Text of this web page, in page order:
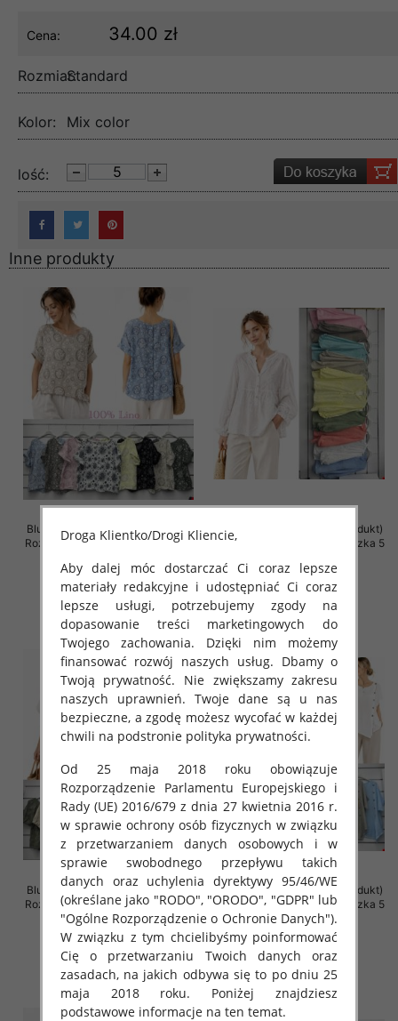
Cena: 34.00 zł
Rozmiar:Standard
Kolor: Mix color
lość:
Inne produkty
Bluzki damskie (Włoskie produkt)
Roz Standard, Mix Kolor Paczka 5
46.00 zł
szczegóły
Bluzki damskie (Włoskie produkt)
Roz Standard, Mix Kolor Paczka 5
46.00 zł
szczegóły
Bluzki damskie (Włoskie produkt)
Roz Standard, Mix Kolor Paczka 5
szt
41.00 zł
szczegóły
Bluzki damskie (Włoskie produkt)
Roz Standard, Mix Kolor Paczka 5
szt
39.00 zł
szczegóły
Droga Klientko/Drogi Kliencie,
Aby dalej móc dostarczać Ci coraz lepsze
materiały redakcyjne i udostępniać Ci coraz
lepsze usługi, potrzebujemy zgody na
dopasowanie treści marketingowych do
Twojego zachowania. Dzięki nim możemy
finansować rozwój naszych usług. Dbamy o
Twoją prywatność. Nie zwiększamy zakresu
naszych uprawnień. Twoje dane są u nas
bezpieczne, a zgodę możesz wycofać w każdej
chwili na podstronie polityka prywatności.
Od 25 maja 2018 roku obowiązuje
Rozporządzenie Parlamentu Europejskiego i
Rady (UE) 2016/679 z dnia 27 kwietnia 2016 r.
w sprawie ochrony osób fizycznych w związku
z przetwarzaniem danych osobowych i w
sprawie swobodnego przepływu takich
danych oraz uchylenia dyrektywy 95/46/WE
(określane jako "RODO", "ORODO", "GDPR" lub
"Ogólne Rozporządzenie o Ochronie Danych").
W związku z tym chcielibyśmy poinformować
Cię o przetwarzaniu Twoich danych oraz
zasadach, na jakich odbywa się to po dniu 25
maja 2018 roku. Poniżej znajdziesz
podstawowe informacje na ten temat.